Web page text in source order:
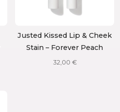
Justed Kissed Lip & Cheek
Stain – Forever Peach
32,00 €